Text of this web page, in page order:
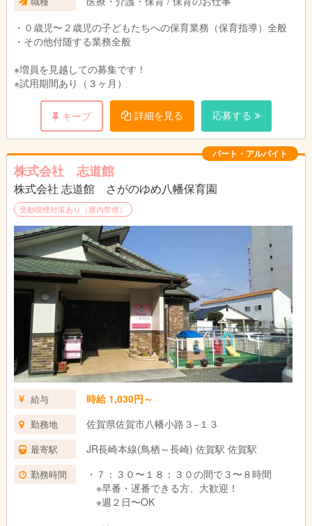
・０歳児〜２歳児の子どもたちへの保育業務（保育指導）全般
・その他付随する業務全般
※増員を見越しての募集です！
※試用期間あり（３ヶ月）
キープ 詳細を見る 応募する
パート・アルバイト
株式会社 志道館
株式会社 志道館 さがのゆめ八幡保育園
受動喫煙対策あり（屋内禁煙）
給与 時給 1,030円～
勤務地 佐賀県佐賀市八幡小路３−１３
最寄駅 JR長崎本線(鳥栖～長崎) 佐賀駅 佐賀駅
勤務時間
・７：３０〜１８：３０の間で３〜８時間
※早番・遅番できる方、大歓迎！
※週２日〜OK